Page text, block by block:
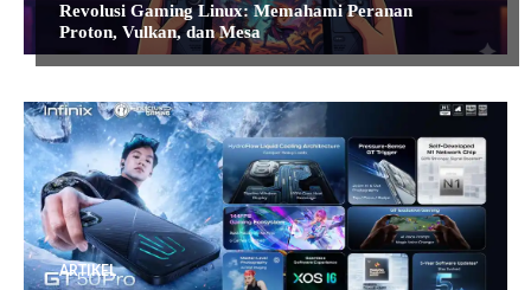
Revolusi Gaming Linux: Memahami Peranan
Proton, Vulkan, dan Mesa
ARTIKEL